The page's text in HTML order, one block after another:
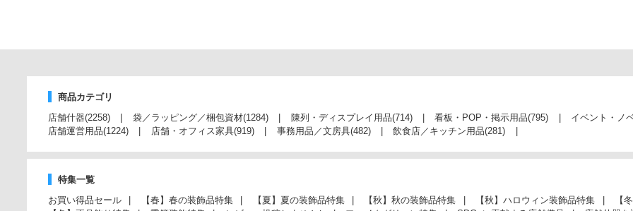
商品カテゴリ
店舗什器(2258) 袋／ラッピング／梱包資材(1284) 陳列・ディスプレイ用品(714) 看板・POP・掲示用品(795)
イベント・ノ
店舗運営用品(1224) 店舗・オフィス家具(919) 事務用品／文房具(482) 飲食店／キッチン用品(281)
特集一覧
お買い得品セール
【春】春の装飾品特集 【夏】夏の装飾品特集 【秋】秋の装飾品特集 【秋】ハロウィン装飾品特集
【